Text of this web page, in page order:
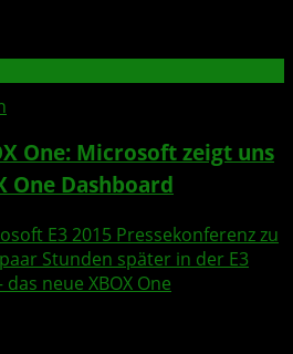
One: Microsoft zeigt uns
One Dashboard
E3 2015 Pressekonferenz zu
Stunden später in der E3
das neue XBOX One